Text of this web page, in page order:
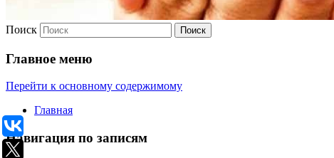
Поиск
Главное меню
Перейти к основному содержимому
Главная
Навигация по записям